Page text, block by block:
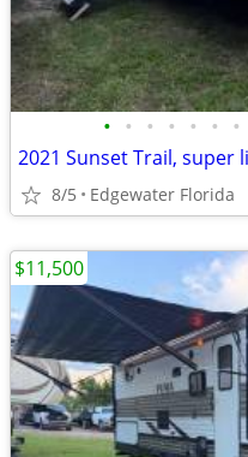
• • • • • • •
8/5 Edgewater Florida
$11,500